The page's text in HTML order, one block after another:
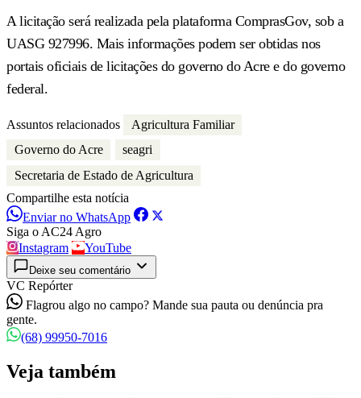
A licitação será realizada pela plataforma ComprasGov, sob a
UASG 927996. Mais informações podem ser obtidas nos
portais oficiais de licitações do governo do Acre e do governo
federal.
Assuntos relacionados
Agricultura Familiar
Governo do Acre
seagri
Secretaria de Estado de Agricultura
Compartilhe esta notícia
Enviar no WhatsApp
Siga o AC24 Agro
Instagram
YouTube
Deixe seu comentário
VC Repórter
Flagrou algo no campo? Mande sua pauta ou denúncia pra
gente.
(68) 99950-7016
Veja também